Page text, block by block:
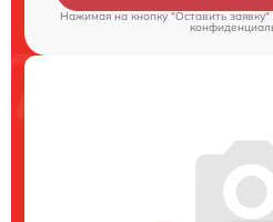
Нажимая на кнопку "Оставить